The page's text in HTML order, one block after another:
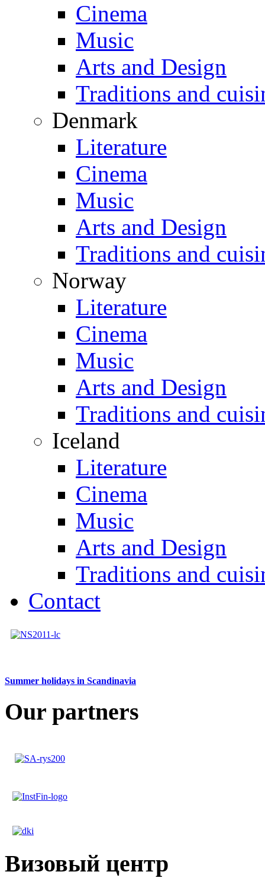
Cinema
Music
Arts and Design
Traditions and
Denmark
Literature
Cinema
Music
Arts and Design
Traditions and
Norway
Literature
Cinema
Music
Arts and Design
Traditions and
Iceland
Literature
Cinema
Music
Arts and Design
Traditions and
Contact
Summer holidays in Scandinavia
Our partners
Визовый центр